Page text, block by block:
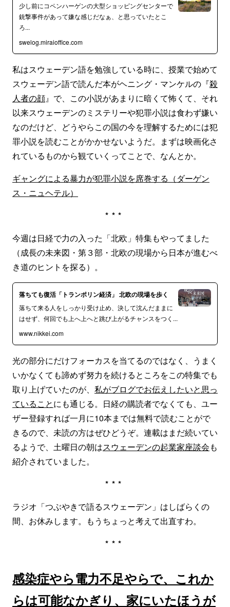
少し前にコペンハーゲンの大型ショッピングセンターで
銃撃事件があって嫌な感じだなぁ、と思っていたとこ
ろ...
swelog.miraioffice.com
私はスウェーデン語を勉強している時に、授業で始めて
スウェーデン語で読んだ本がヘニング・マンケルの『殺
人者の顔』で、この小説があまりに暗くて怖くて、それ
以来スウェーデンのミステリーや犯罪小説は食わず嫌い
なのだけど、どうやらこの国の今を理解するためには犯
罪小説を読むことがかかせないようだ。まずは映画化さ
れているものから観ていくってことで、なんとか。
ギャングによる暴力が犯罪小説を席巻する（ダーゲン
ス・ニュヘテル）
***
今週は日経で力の入った「北欧」特集もやってました
（成長の未来図・第３部・北欧の現場から日本が進むべ
き道のヒントを探る）。
落ちても復活「トランポリン経済」 北欧の現場を歩く
落ちて来る人をしっかり受け止め、決して沈んだままに
はせず、何回でも上へ上へと跳び上がるチャンスをつく...
www.nikkei.com
光の部分にだけフォーカスを当てるのではなく、うまく
いかなくても諦めず努力を続けるところをこの特集でも
取り上げていたのが、 私がブログでお伝えしたいと思っ
ていることにも通じる。日経の購読者でなくても、ユー
ザー登録すれば一月に10本までは無料で読むことがで
きるので、未読の方はぜひどうぞ。連載はまだ続いてい
るようで、土曜日の朝はスウェーデンの起業家座談会も
紹介されていました。
***
ラジオ「つぶやきで語るスウェーデン」はしばらくの
間、お休みします。もうちょっと考えて出直すわ。
***
感染症やら電力不足やらで、これか
らは可能なかぎり、家にいたほうが